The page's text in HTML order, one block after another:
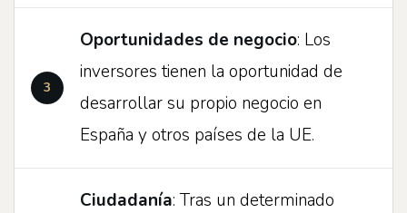
Oportunidades de negocio: Los
inversores tienen la oportunidad de
desarrollar su propio negocio en
España y otros países de la UE.
Ciudadanía: Tras un determinado